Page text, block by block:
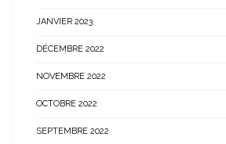
JANVIER 2023
DÉCEMBRE 2022
NOVEMBRE 2022
OCTOBRE 2022
SEPTEMBRE 2022